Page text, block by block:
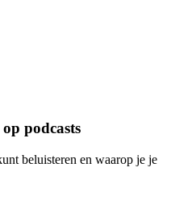
podcasts
beluisteren en waarop je je